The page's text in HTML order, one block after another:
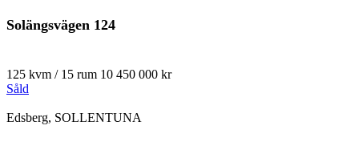
Solängsvägen 124
125 kvm / 15 rum 10 450 000 kr
Såld
Edsberg, SOLLENTUNA